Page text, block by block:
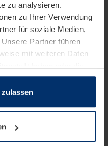
zu analysieren.
zu Ihrer Verwendung
für soziale Medien,
Partner führen
mit weiteren Daten
Dienste gesammelt
Seite unbedingt
Cookie-Typen benötigen
können Sie jederzeit